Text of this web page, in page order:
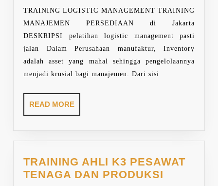
INVENTORY
MANAGEMENT
TRAINING LOGISTIC MANAGEMENT TRAINING
MANAJEMEN PERSEDIAAN di Jakarta
DESKRIPSI pelatihan logistic management pasti
jalan Dalam Perusahaan manufaktur, Inventory
adalah asset yang mahal sehingga pengelolaannya
menjadi krusial bagi manajemen. Dari sisi
READ MOREREAD
MORE
TRAINING AHLI K3 PESAWAT
TENAGA DAN PRODUKSI